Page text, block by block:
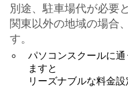
別途、駐車場代が必要
関東以外の地域の場合
す。
パソコンスクールに
ますと
リーズナブルな料金